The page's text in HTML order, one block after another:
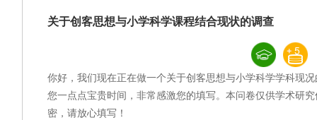
关于创客思想与小学科学课程结合现状的调查
5
你好，我们现在正在做一个关于创客思想与小学科学学科现
您一点点宝贵时间，非常感激您的填写。本问卷仅供学术研
密，请放心填写！